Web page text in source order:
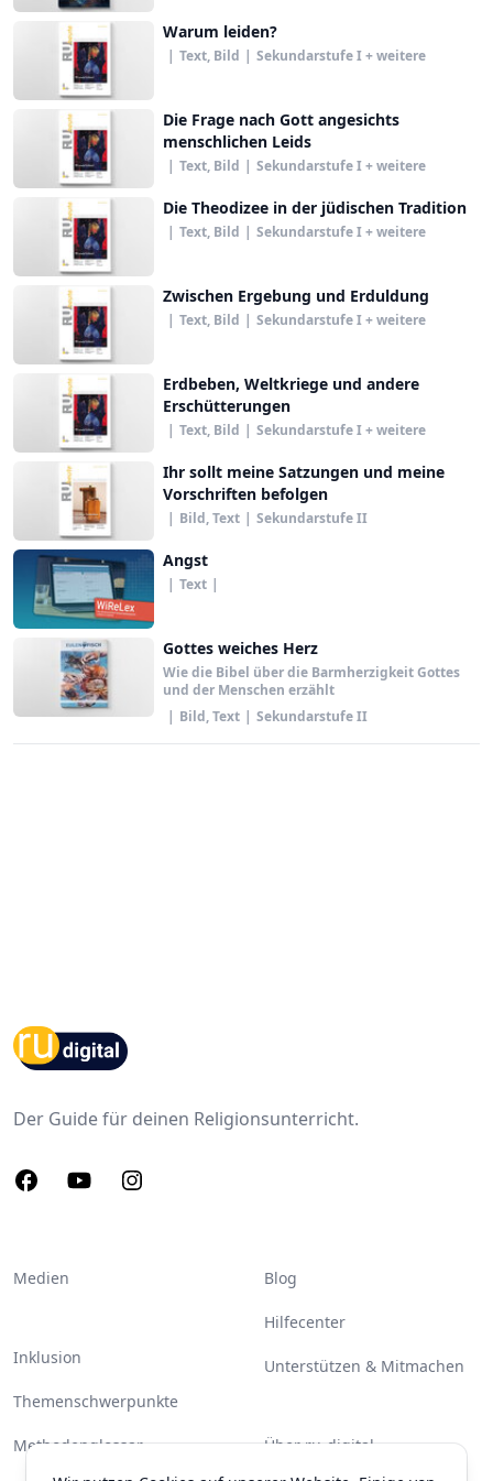
Warum leiden?
| Text, Bild | Sekundarstufe I + weitere
Die Frage nach Gott angesichts
menschlichen Leids
| Text, Bild | Sekundarstufe I + weitere
Die Theodizee in der jüdischen Tradition
| Text, Bild | Sekundarstufe I + weitere
Zwischen Ergebung und Erduldung
| Text, Bild | Sekundarstufe I + weitere
Erdbeben, Weltkriege und andere
Erschütterungen
| Text, Bild | Sekundarstufe I + weitere
Ihr sollt meine Satzungen und meine
Vorschriften befolgen
| Bild, Text | Sekundarstufe II
Angst
| Text |
Gottes weiches Herz
Wie die Bibel über die Barmherzigkeit Gottes
und der Menschen erzählt
| Bild, Text | Sekundarstufe II
Footer
Der Guide für deinen Religionsunterricht.
FacebookYoutubeInstagram
Medien
Inklusion
Themenschwerpunkte
Methodenglossar
Blog
Hilfecenter
Unterstützen & Mitmachen
Über ru-digital